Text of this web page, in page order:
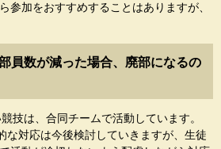
参加をおすすめすることはありますが、
員数が減った場合、廃部になるの
技は、合同チームで活動しています。
な対応は今後検討していきますが、生徒